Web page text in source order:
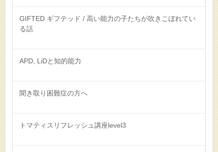
GIFTED ギフテッド / 高い能力の子たちが吹きこぼれてい
る話
APD, LiDと知的能力
聞き取り困難症の方へ
トマティスリフレッシュ講座level3